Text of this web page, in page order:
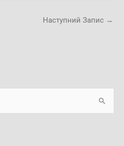
Наступний Запис →